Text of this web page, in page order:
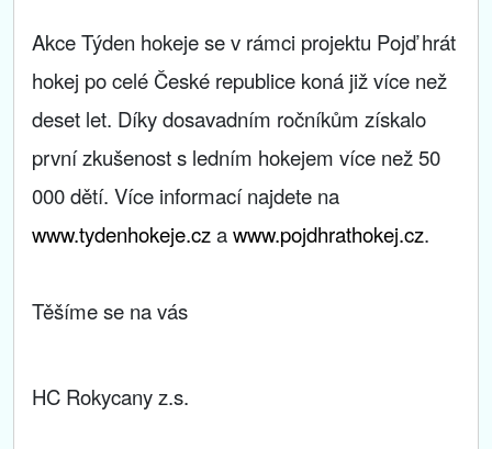
Akce Týden hokeje se v rámci projektu Pojď hrát
hokej po celé České republice koná již více než
deset let. Díky dosavadním ročníkům získalo
první zkušenost s ledním hokejem více než 50
000 dětí. Více informací najdete na
www.tydenhokeje.czawww.pojdhrathokej.cz.
Těšíme se na vás
HC Rokycany z.s.